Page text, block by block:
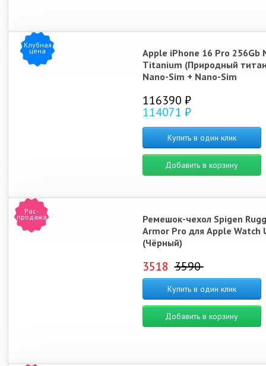
Клубная
цена
Apple iPhone 16 Pro 256Gb
Titanium (Природный
Nano-Sim + Nano-Sim
116390 ₽
114071 ₽
Купить в один клик
Добавить в корзину
Рас-
продажа
Ремешок-чехол Spigen
Armor Pro для Apple Watch
(Чёрный)
3518 3590
Купить в один клик
Добавить в корзину